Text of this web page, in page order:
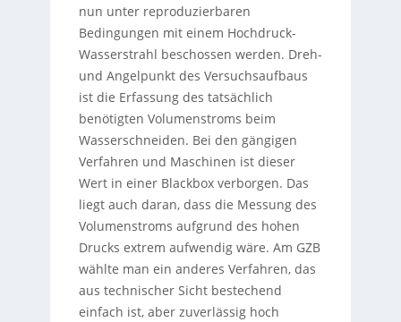
nun unter reproduzierbaren
Bedingungen mit einem Hochdruck-
Wasserstrahl beschossen werden. Dreh-
und Angelpunkt des Versuchsaufbaus
ist die Erfassung des tatsächlich
benötigten Volumenstroms beim
Wasserschneiden. Bei den gängigen
Verfahren und Maschinen ist dieser
Wert in einer Blackbox verborgen. Das
liegt auch daran, dass die Messung des
Volumenstroms aufgrund des hohen
Drucks extrem aufwendig wäre. Am GZB
wählte man ein anderes Verfahren, das
aus technischer Sicht bestechend
einfach ist, aber zuverlässig hoch